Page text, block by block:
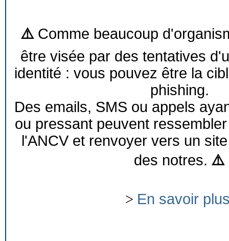
⚠️ Comme beaucoup
être visée par des tentatives
identité : vous pouvez être la
phishing.
Des emails, SMS ou appels
ou pressant peuvent
l'ANCV et renvoyer vers un
des notres. ⚠️
> En savoir